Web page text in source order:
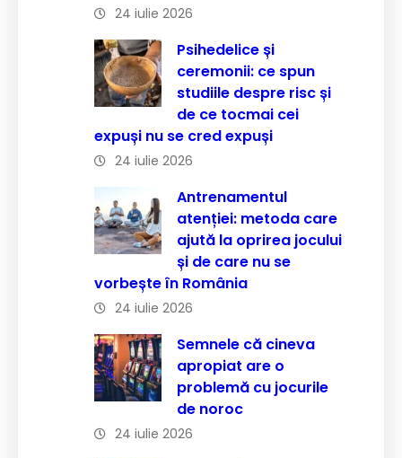
24 iulie 2026
Psihedelice și
ceremonii: ce spun
studiile despre risc și
de ce tocmai cei
expuși nu se cred expuși
24 iulie 2026
Antrenamentul
atenției: metoda care
ajută la oprirea jocului
și de care nu se
vorbește în România
24 iulie 2026
Semnele că cineva
apropiat are o
problemă cu jocurile
de noroc
24 iulie 2026